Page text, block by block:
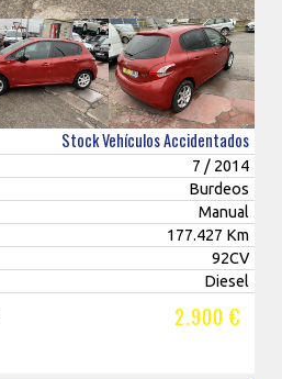
Stock Vehículos Accidentados
7 / 2014
Burdeos
Manual
177.427 Km
92CV
Diesel
2.900 €